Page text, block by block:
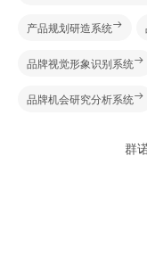
产品规划研造系统
品牌视觉形象识别系统
品牌机会研究分析系统
群